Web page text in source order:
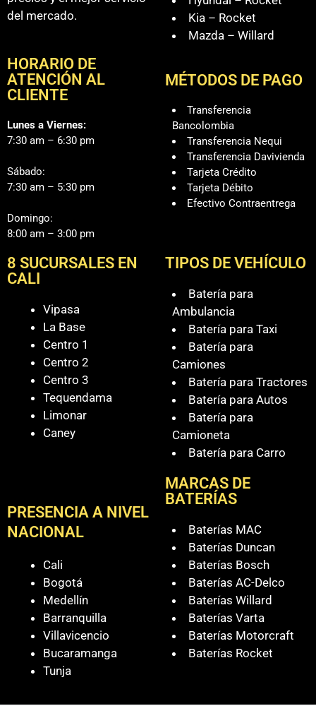
del mercado.
HORARIO DE
ATENCIÓN AL
CLIENTE
Lunes a Viernes:
7:30 am – 6:30 pm
Sábado:
7:30 am – 5:30 pm
Domingo:
8:00 am – 3:00 pm
Kia – Rocket
Mazda – Willard
MÉTODOS DE PAGO
Transferencia
Bancolombia
Transferencia Nequi
Transferencia Davivienda
Tarjeta Crédito
Tarjeta Débito
Efectivo Contraentrega
8 SUCURSALES EN
CALI
Vipasa
La Base
Centro 1
Centro 2
Centro 3
Tequendama
Limonar
Caney
PRESENCIA A NIVEL
NACIONAL
Cali
Bogotá
Medellín
Barranquilla
Villavicencio
Bucaramanga
Tunja
TIPOS DE VEHÍCULO
Batería para
Ambulancia
Batería para Taxi
Batería para
Camiones
Batería para Tractores
Batería para Autos
Batería para
Camioneta
Batería para Carro
MARCAS DE
BATERÍAS
Baterías MAC
Baterías Duncan
Baterías Bosch
Baterías AC-Delco
Baterías Willard
Baterías Varta
Baterías Motorcraft
Baterías Rocket